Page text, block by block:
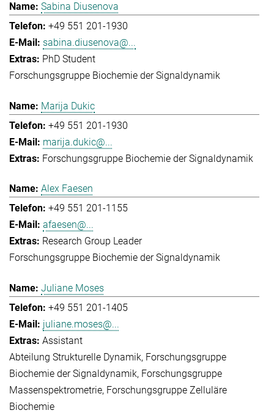
Sabina Diusenova
+49 551 201-1930
sabina.diusenova@...
PhD Student
Forschungsgruppe Biochemie der Signaldynamik
Marija Dukic
+49 551 201-1930
marija.dukic@...
Forschungsgruppe Biochemie der Signaldynamik
Alex Faesen
+49 551 201-1155
afaesen@...
Research Group Leader
Forschungsgruppe Biochemie der Signaldynamik
Juliane Moses
+49 551 201-1405
juliane.moses@...
Assistant
Abteilung Strukturelle Dynamik Forschungsgruppe
Biochemie der Signaldynamik Forschungsgruppe
Massenspektrometrie Forschungsgruppe Zelluläre
Biochemie